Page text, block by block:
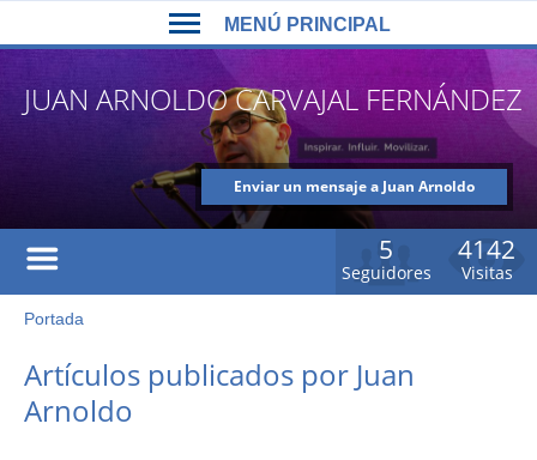
JUAN ARNOLDO CARVAJAL FERNÁNDEZ
Enviar un mensaje a Juan Arnoldo
Carvajal Fernández
4142
Visitas
5
Seguidores
Usted
está
aquí
Portada
to
top
Artículos publicados por Juan
Arnoldo
MENÚ PRINCIPAL
MENÚ
PRINCIPAL